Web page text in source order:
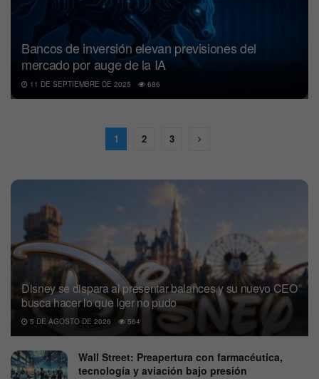
Bancos de inversión elevan previsiones del
mercado por auge de la IA
11 DE SEPTIEMBRE DE 2025 686
1 2 3
Disney se dispara al presentar balances y su nuevo CEO
busca hacer lo que Iger no pudo
5 DE AGOSTO DE 2026 564
Wall Street: Preapertura con farmacéutica,
tecnología y aviación bajo presión